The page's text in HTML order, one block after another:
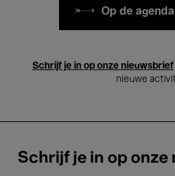
Op de
Schrijf je in op onze nieuwsbrief
nieuwe
Schrijf je in op onze